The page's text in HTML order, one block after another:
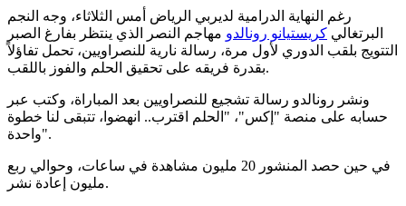
رغم النهاية الدرامية لديربي الرياض أمس الثلاثاء، وجه النجم
البرتغالي كريستيانو رونالدو مهاجم النصر الذي ينتظر بفارغ الصبر
التتويج بلقب الدوري لأول مرة، رسالة نارية للنصراويين، تحمل تفاؤلاً
بقدرة فريقه على تحقيق الحلم والفوز باللقب.
ونشر رونالدو رسالة تشجيع للنصراويين بعد المباراة، وكتب عبر
حسابه على منصة "إكس"، "الحلم اقترب.. انهضوا، تتبقى لنا خطوة
واحدة".
في حين حصد المنشور 20 مليون مشاهدة في ساعات، وحوالي ربع
مليون إعادة نشر.